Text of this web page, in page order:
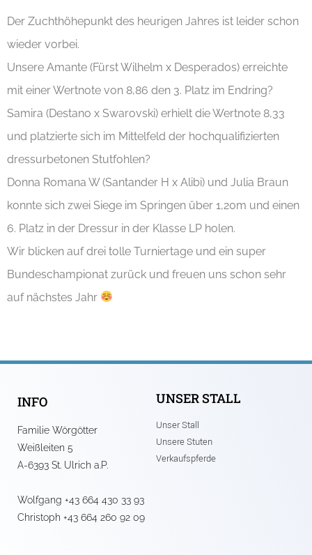
Der Zuchthöhepunkt des heurigen Jahres ist leider schon
wieder vorbei.
Unsere Amante (Fürst Wilhelm x Desperados) erreichte
mit einer Wertnote von 8,86 den 3. Platz im Endring?
Samira (Destano x Swarovski) erhielt die Wertnote 8,33
und platzierte sich im Mittelfeld der hochqualifizierten
dressurbetonen Stutfohlen?
Donna Romana W (Santander H x Alibi) und Julia Braun
konnte sich zwei Siege im Springen über 1,20m und einen
6. Platz in der Dressur in der Klasse LP holen.
Wir blicken auf drei tolle Turniertage und ein super
Bundeschampionat zurück und freuen uns schon sehr
auf nächstes Jahr
INFO
Familie Wörgötter
Weißleiten 5
A-6393 St. Ulrich a.P.
Wolfgang +43 664 430 33 93
Christoph +43 664 260 92 09
UNSER STALL
Unser Stall
Unsere Stuten
Verkaufspferde